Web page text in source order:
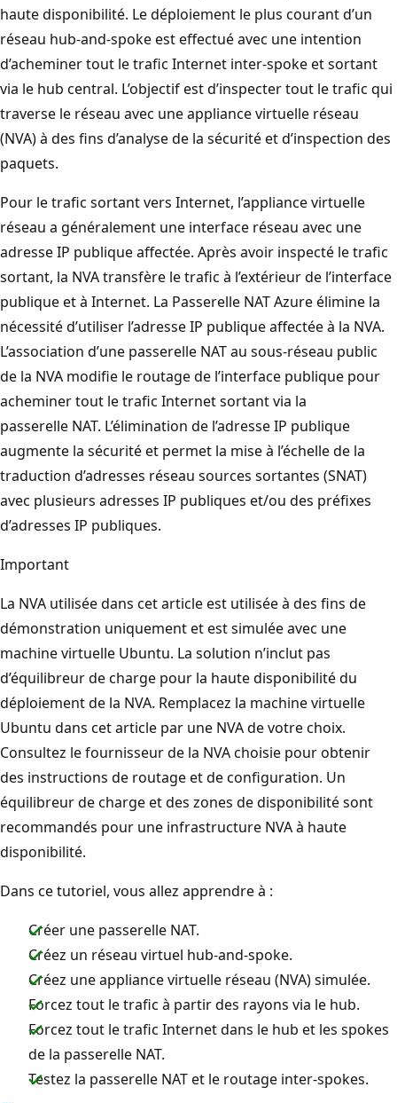
haute disponibilité. Le déploiement le plus courant d’un
réseau hub-and-spoke est effectué avec une intention
d’acheminer tout le trafic Internet inter-spoke et sortant
via le hub central. L’objectif est d’inspecter tout le trafic qui
traverse le réseau avec une appliance virtuelle réseau
(NVA) à des fins d’analyse de la sécurité et d’inspection des
paquets.
Pour le trafic sortant vers Internet, l’appliance virtuelle
réseau a généralement une interface réseau avec une
adresse IP publique affectée. Après avoir inspecté le trafic
sortant, la NVA transfère le trafic à l’extérieur de l’interface
publique et à Internet. La Passerelle NAT Azure élimine la
nécessité d’utiliser l’adresse IP publique affectée à la NVA.
L’association d’une passerelle NAT au sous-réseau public
de la NVA modifie le routage de l’interface publique pour
acheminer tout le trafic Internet sortant via la
passerelle NAT. L’élimination de l’adresse IP publique
augmente la sécurité et permet la mise à l’échelle de la
traduction d’adresses réseau sources sortantes (SNAT)
avec plusieurs adresses IP publiques et/ou des préfixes
d’adresses IP publiques.
Important
La NVA utilisée dans cet article est utilisée à des fins de
démonstration uniquement et est simulée avec une
machine virtuelle Ubuntu. La solution n’inclut pas
d’équilibreur de charge pour la haute disponibilité du
déploiement de la NVA. Remplacez la machine virtuelle
Ubuntu dans cet article par une NVA de votre choix.
Consultez le fournisseur de la NVA choisie pour obtenir
des instructions de routage et de configuration. Un
équilibreur de charge et des zones de disponibilité sont
recommandés pour une infrastructure NVA à haute
disponibilité.
Dans ce tutoriel, vous allez apprendre à :
Créer une passerelle NAT.
Créez un réseau virtuel hub-and-spoke.
Créez une appliance virtuelle réseau (NVA) simulée.
Forcez tout le trafic à partir des rayons via le hub.
Forcez tout le trafic Internet dans le hub et les spokes
de la passerelle NAT.
Testez la passerelle NAT et le routage inter-spokes.